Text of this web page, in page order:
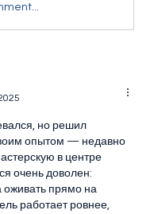
но решил
опытом — недавно
в центре
очень доволен:
оживать прямо на
работает ровнее,